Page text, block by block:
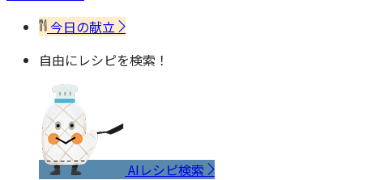
今日の献立
自由にレシピを検索！
AIレシピ検索